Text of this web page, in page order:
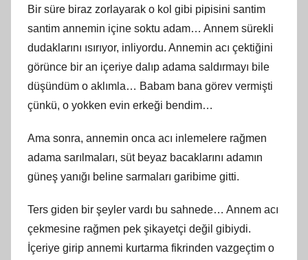
Bir süre biraz zorlayarak o kol gibi pipisini santim
santim annemin içine soktu adam… Annem sürekli
dudaklarını ısırıyor, inliyordu. Annemin acı çektiğini
görünce bir an içeriye dalıp adama saldırmayı bile
düşündüm o aklımla… Babam bana görev vermişti
çünkü, o yokken evin erkeği bendim…
Ama sonra, annemin onca acı inlemelere rağmen
adama sarılmaları, süt beyaz bacaklarını adamın
güneş yanığı beline sarmaları garibime gitti.
Ters giden bir şeyler vardı bu sahnede… Annem acı
çekmesine rağmen pek şikayetçi değil gibiydi.
İçeriye girip annemi kurtarma fikrinden vazgeçtim o